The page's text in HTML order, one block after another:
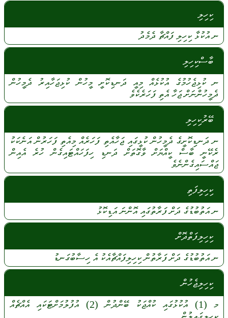
ކިހިލި
ނއުކުޅާ ކިހިލިފައްޗާ ދެމެދު
ބާސްކިހިލި
ނކުޅިޖެހުމުގެ އުކުޅެއް މިއީ ދަނޑިކޮށީމީހުން ކުޅިޖަހާއިރު ދެމީހުން
ދެމީހުންނަށްޖަހާއެތިފަހަރެކެވެ
ބޭރުކިހިލި
ނދަނޑިކޮށީގެ ދެމީހުންކުޅީގައިޖަހާއެތިފަހަރެއް މިއެތިފަހަރުންއަނެކަކު
ރެކޭނީބާސް ކީއްޔަށްވާގޮތަށް ދަނޑިހިފަހައްޓައިގެން ހުރެއެއިން
ޖައްސައިގެންނެވެ
ކިހިލިފަތި
ނއަތުބުޑުގެ ދަށްފަރާތުގައިއޮންނައަޑިކޮޅު
ކިހިލިފަތްދޮށް
ނއަތުބުޑުގެ ދަށްފަރާތުންކިހިލިފައްޗާއެކުއެ ހިސާބުގަނޑު
ކިހިލިޖެހުން
މ (1) އުކުޅުގައިކުއްޖަކުބޭންދުން (2) އުފުލުމަށްޓަކައިއެއްޗެއް